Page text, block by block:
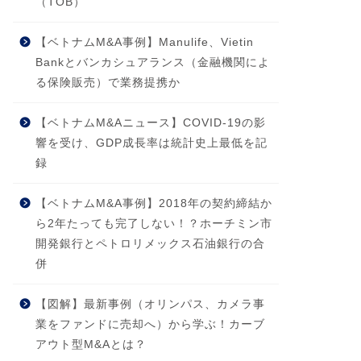
【ベトナムM&A事例】Manulife、Vietin
Bankとバンカシュアランス（金融機関によ
る保険販売）で業務提携か
【ベトナムM&Aニュース】COVID-19の影
響を受け、GDP成長率は統計史上最低を記
録
【ベトナムM&A事例】2018年の契約締結か
ら2年たっても完了しない！？ホーチミン市
開発銀行とペトロリメックス石油銀行の合
併
【図解】最新事例（オリンパス、カメラ事
業をファンドに売却へ）から学ぶ！カーブ
アウト型M&Aとは？